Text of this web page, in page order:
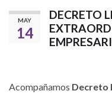
MAY
14
DECRETO
Acompañamos Decreto